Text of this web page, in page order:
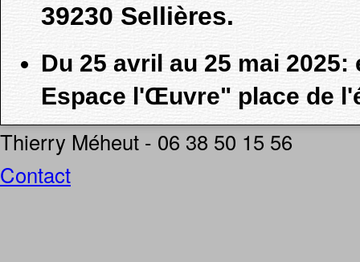
39230 Sellières.
Du 25 avril au 25 mai
Espace l'Œuvre" place de
Thierry Méheut - 06 38 50 15 56
Contact